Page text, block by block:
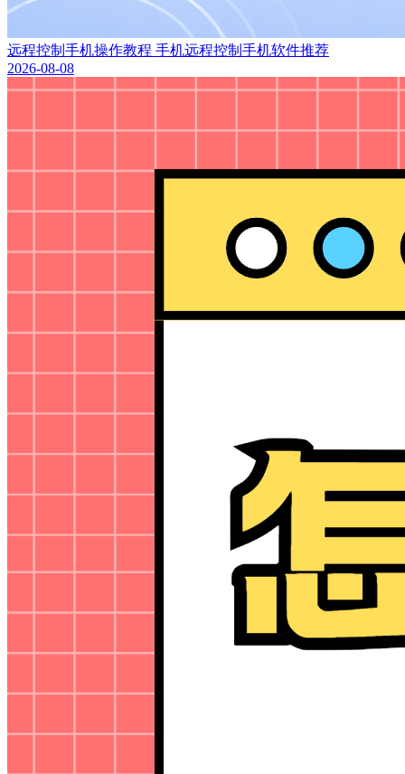
远程控制手机操作教程 手机远程控制手机软件推荐
2026-08-08